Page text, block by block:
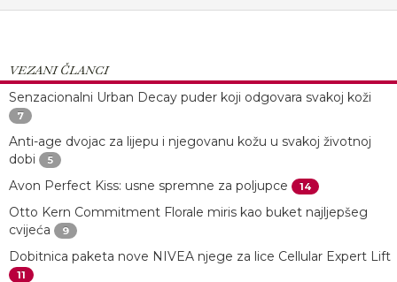
VEZANI ČLANCI
Senzacionalni Urban Decay puder koji odgovara svakoj koži
7
Anti-age dvojac za lijepu i njegovanu kožu u svakoj životnoj
dobi
5
Avon Perfect Kiss: usne spremne za poljupce 14
Otto Kern Commitment Florale miris kao buket najljepšeg
cvijeća
9
Dobitnica paketa nove NIVEA njege za lice Cellular Expert Lift
11